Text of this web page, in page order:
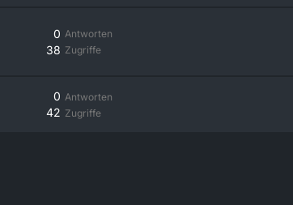
Antworten
0
Zugriffe
38
Antworten
0
Zugriffe
42